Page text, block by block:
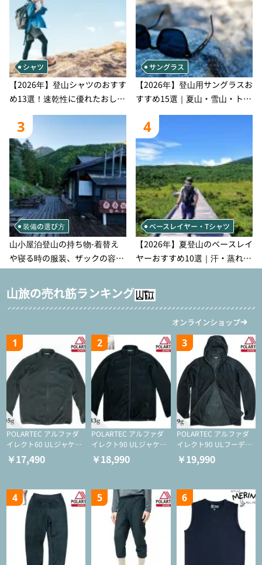
シャツ
【2026年】登山シャツのおすす
め13選！速乾性に優れたおしゃ
れなモデルを徹底紹介！
サングラス
【2026年】登山用サングラスお
すすめ15選｜夏山・雪山・トレ
ラン別、シーンで選ぶ失敗しな
い一本
3
装備の選び方
山小屋泊登山の持ち物‐着替え
や寝る時の服装、ザックの容量
などを徹底紹介！1泊2日、2泊3
日用のリスト付き
4
ベースレイヤー・Tシャツ
【2026年】夏登山のベースレイ
ヤーおすすめ10選｜汗・蒸れ・
汗冷え対策に効く選び方
山旅の売れ筋ランキング
オンラインショップ
1
POLARTEC アルファダ
イレクト60 ULジャケッ
ト（登山/ミドルレイヤ
ー/化繊ジャケット）
￥17,490
2
POLARTEC アルファダ
イレクト90 ULジャケッ
ト（アクティブインサレ
ーション/ミドルレイヤ
￥18,990
3
POLARTEC アルファダ
イレクト90 ULフーディ
（アクティブインサレー
ション/ミドルレイヤー/
￥19,990
4 5 6